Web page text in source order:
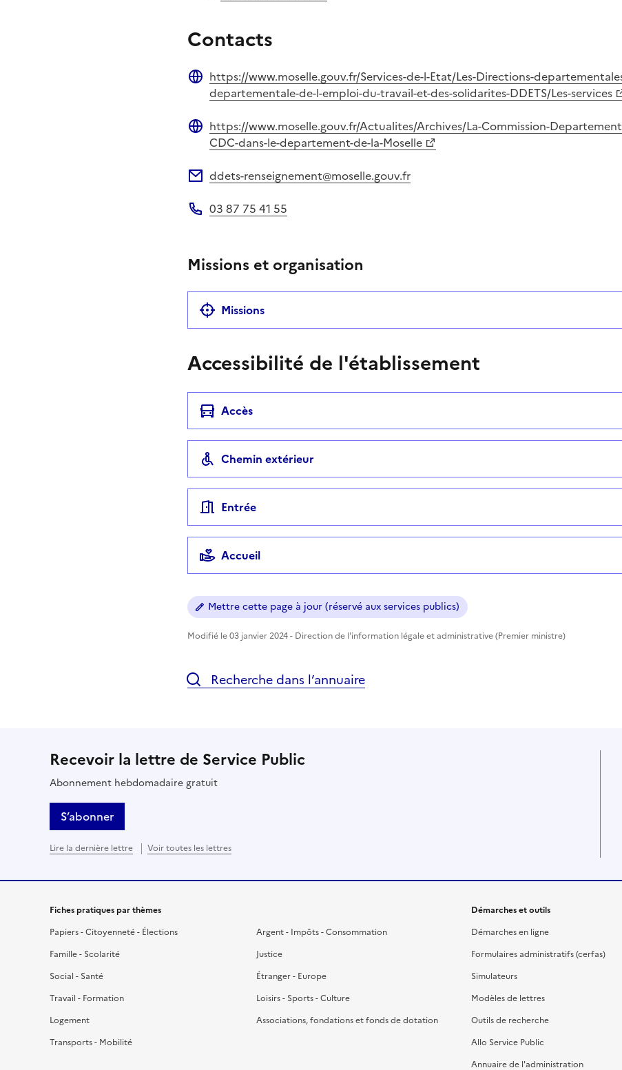
Contacts
Site web
https://www.moselle.gouv.fr/Services-de-l-Etat/Les-Directions-
departementale-de-l-emploi-du-travail-et-des-solidarites-DDETS/Les-services
Site web
https://www.moselle.gouv.fr/Actualites/Archives/La-Commission-
CDC-dans-le-departement-de-la-Moselle
ddets-renseignement@moselle.gouv.fr
03 87 75 41 55
Missions et organisation
Missions
Accessibilité de l'établissement
Accès
Chemin extérieur
Entrée
Accueil
Mettre cette page à jour (réservé aux services publics)
Modifié le 03 janvier 2024 - Direction de l'information légale et administrative (Premier ministre)
Recherche dans l’annuaire
Recevoir la lettre de Service Public
Abonnement hebdomadaire gratuit
S’abonner
Lire la dernière lettre Voir toutes les lettres
Fiches pratiques par thèmes
Papiers - Citoyenneté - Élections
Famille - Scolarité
Social - Santé
Travail - Formation
Logement
Transports - Mobilité
Argent - Impôts - Consommation
Justice
Étranger - Europe
Loisirs - Sports - Culture
Associations, fondations et fonds de dotation
Démarches et outils
Démarches en ligne
Formulaires administratifs (cerfas)
Simulateurs
Modèles de lettres
Outils de recherche
Allo Service Public
Annuaire de l'administration